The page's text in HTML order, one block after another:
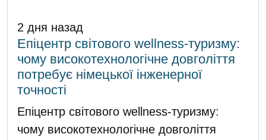
2 дня назад
Епіцентр світового wellness-туризму:
чому високотехнологічне довголіття
потребує німецької інженерної
точності
Епіцентр світового wellness-туризму:
чому високотехнологічне довголіття